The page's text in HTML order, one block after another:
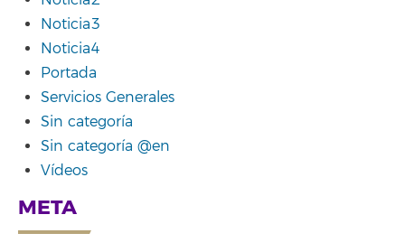
Noticia3
Noticia4
Portada
Servicios Generales
Sin categoría
Sin categoría @en
Vídeos
META